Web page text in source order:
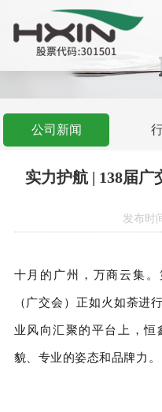
首页
产品中心
新闻中心
公司新闻
实力护航 | 138届
发布时
十月的广州，万商云集
（广交会）正如火如荼进
业风向汇聚的平台上，恒
貌、专业的姿态和品牌力。